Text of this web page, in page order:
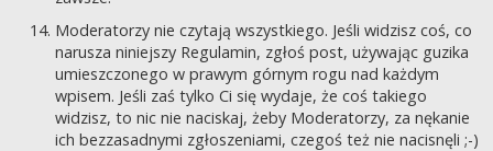
Moderatorzy nie czytają wszystkiego. Jeśli widzisz coś, co
narusza niniejszy Regulamin, zgłoś post, używając guzika
umieszczonego w prawym górnym rogu nad każdym
wpisem. Jeśli zaś tylko Ci się wydaje, że coś takiego
widzisz, to nic nie naciskaj, żeby Moderatorzy, za nękanie
ich bezzasadnymi zgłoszeniami, czegoś też nie nacisnęli ;-)